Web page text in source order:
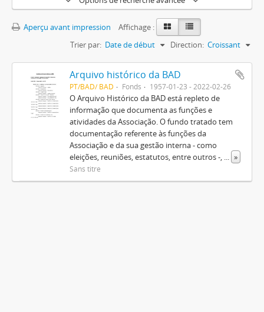
Aperçu avant impression
Affichage :
Trier par: Date de début Direction: Croissant
Arquivo histórico da BAD
PT/BAD/ BAD Fonds 1957-01-23 - 2022-02-26
O Arquivo Histórico da BAD está repleto de
informação que documenta as funções e
atividades da Associação. O fundo tratado tem
documentação referente às funções da
Associação e da sua gestão interna - como
eleições, reuniões, estatutos, entre outros -, ... »
Sans titre